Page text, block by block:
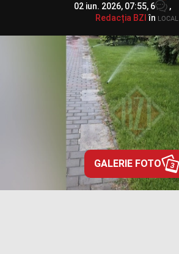
02 iun. 2026, 07:55, 6
,
Redacția BZI în LOCAL
GALERIE FOTO 3